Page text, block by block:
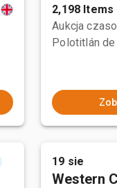
2,198 Items
Aukcja
19 sie
Western